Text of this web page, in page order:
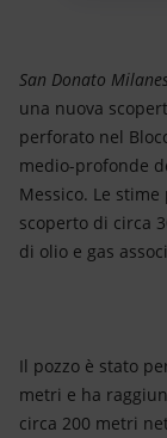
Innovazione
Scenari
San Donato
una nuova
perforato nel
medio-profonde
Messico. Le
scoperto di circa
di olio e gas
Il pozzo è stato
metri e ha
circa 200 metri